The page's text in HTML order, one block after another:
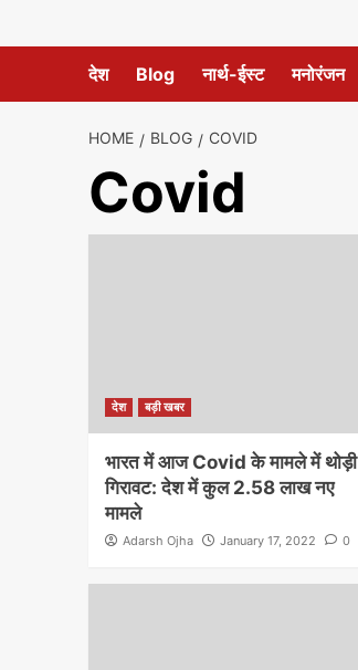
देश Blog नार्थ-ईस्ट मनोरंजन
HOME BLOG COVID
Covid
देश बड़ी खबर
भारत में आज Covid के मामले में थोड़ी
गिरावट: देश में कुल 2.58 लाख नए
मामले
Adarsh Ojha January 17, 2022 0